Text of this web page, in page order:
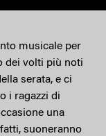
musicale per
dei volti più noti
serata, e ci
i ragazzi di
una
suoneranno